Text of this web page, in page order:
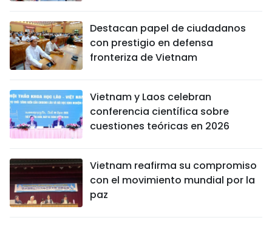
Destacan papel de ciudadanos
con prestigio en defensa
fronteriza de Vietnam
Vietnam y Laos celebran
conferencia científica sobre
cuestiones teóricas en 2026
Vietnam reafirma su compromiso
con el movimiento mundial por la
paz